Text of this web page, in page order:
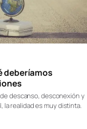
deberíamos
descanso, desconexión y
la realidad es muy distinta.